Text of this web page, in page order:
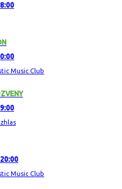
Music Club
Music Club